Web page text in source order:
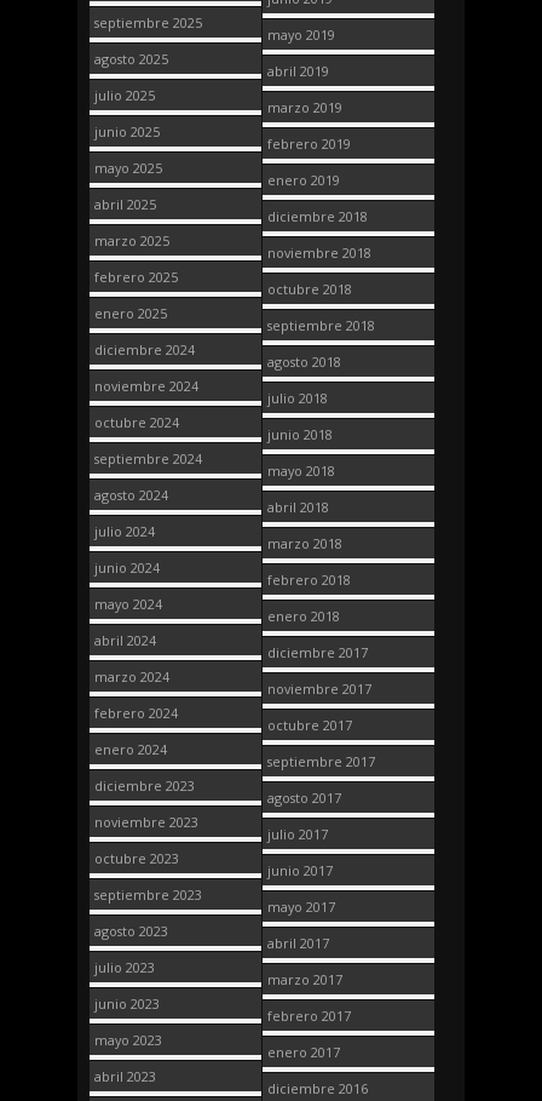
septiembre 2025
agosto 2025
julio 2025
junio 2025
mayo 2025
abril 2025
marzo 2025
febrero 2025
enero 2025
diciembre 2024
noviembre 2024
octubre 2024
septiembre 2024
agosto 2024
julio 2024
junio 2024
mayo 2024
abril 2024
marzo 2024
febrero 2024
enero 2024
diciembre 2023
noviembre 2023
octubre 2023
septiembre 2023
agosto 2023
julio 2023
junio 2023
mayo 2023
abril 2023
mayo 2019
abril 2019
marzo 2019
febrero 2019
enero 2019
diciembre 2018
noviembre 2018
octubre 2018
septiembre 2018
agosto 2018
julio 2018
junio 2018
mayo 2018
abril 2018
marzo 2018
febrero 2018
enero 2018
diciembre 2017
noviembre 2017
octubre 2017
septiembre 2017
agosto 2017
julio 2017
junio 2017
mayo 2017
abril 2017
marzo 2017
febrero 2017
enero 2017
diciembre 2016